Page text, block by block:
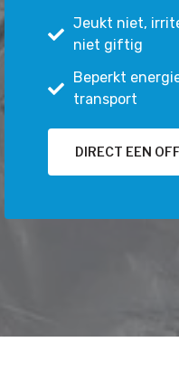
Jeukt niet,
niet giftig
Beperkt
transport
DIRECT EEN